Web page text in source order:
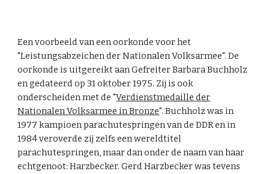
Een voorbeeld van een oorkonde voor het
"Leistungsabzeichen der Nationalen Volksarmee". De
oorkonde is uitgereikt aan Gefreiter Barbara Buchholz
en gedateerd op 31 oktober 1975. Zij is ook
onderscheiden met de "Verdienstmedaille der
Nationalen Volksarmee in Bronze". Buchholz was in
1977 kampioen parachutespringen van de DDR en in
1984 veroverde zij zelfs een wereldtitel
parachutespringen, maar dan onder de naam van haar
echtgenoot: Harzbecker. Gerd Harzbecker was tevens